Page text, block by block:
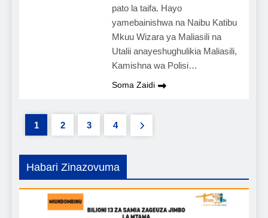
pato la taifa. Hayo
yamebainishwa na Naibu Katibu
Mkuu Wizara ya Maliasili na
Utalii anayeshughulikia Maliasili,
Kamishna wa Polisi…
Soma Zaidi
1 2 3 4
Habari Zinazovuma